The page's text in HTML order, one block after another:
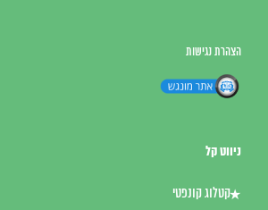
הצהרת נגישות
ניווט קל
קטלוג קונפטי